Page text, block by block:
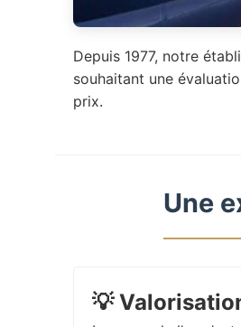
Depuis 1977, notre
souhaitant une
prix.
Une
💡